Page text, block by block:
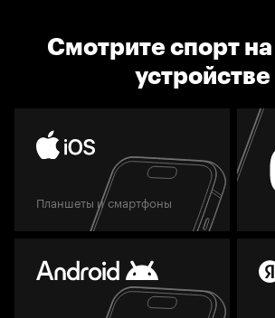
Смотрите спорт
устройстве
Планшеты и смартфоны